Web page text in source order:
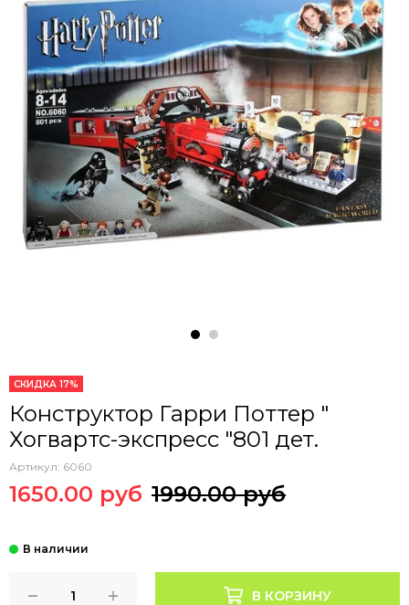
СКИДКА 17%
Конструктор Гарри Поттер "
Хогвартс-экспресс "801 дет.
Артикул: 6060
1650.00 руб 1990.00 руб
В КОРЗИНУ